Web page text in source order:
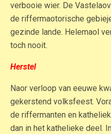
verbooie wier. De
de riffermaotorische
gezinde lande. Helemaol
toch nooit.
Herstel
Naor verloop van eeuwe
gekerstend volksfeest.
de riffermanten en
dan in het kathelieke deel.